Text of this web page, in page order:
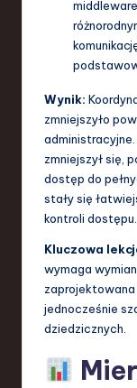
Wynik:
zmniejszyło
zmniejszył się,
dostęp do
stały się
kontroli dostępu.
Kluczowa
wymaga
zaprojektowana
jednocześnie
dziedzicznych.